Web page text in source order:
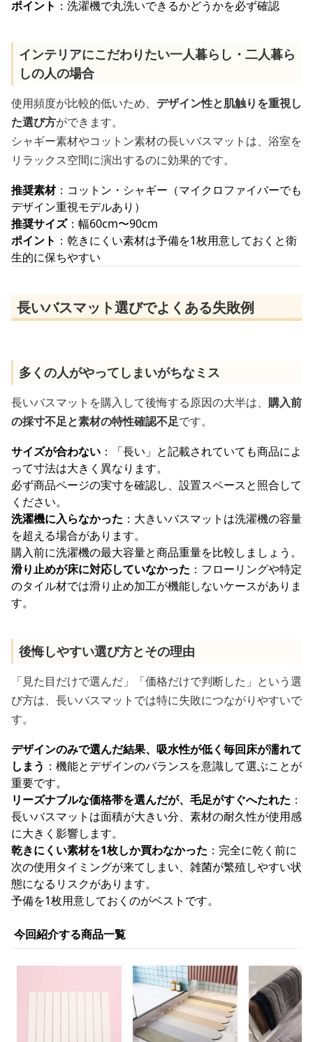
ポイント ：洗濯機で丸洗いできるかどうかを必ず確認
インテリアにこだわりたい一人暮らし・二人暮ら
しの人の場合
使用頻度が比較的低いため、 デザイン性と肌触りを重視し
た選び方ができます。
シャギー素材やコットン素材の長いバスマットは、浴室を
リラックス空間に演出するのに効果的です。
推奨素材：コットン・シャギー（マイクロファイバーでも
デザイン重視モデルあり）
推奨サイズ：幅60cm〜90cm
ポイント ：乾きにくい素材は予備を1枚用意しておくと衛
生的に保ちやすい
長いバスマット選びでよくある失敗例
多くの人がやってしまいがちなミス
長いバスマットを購入して後悔する原因の大半は、 購入前
の採寸不足と素材の特性確認不足です。
サイズが合わない ：「長い」と記載されていても商品によ
って寸法は大きく異なります。
必ず商品ページの実寸を確認し、設置スペースと照合して
ください。
洗濯機に入らなかった ：大きいバスマットは洗濯機の容量
を超える場合があります。
購入前に洗濯機の最大容量と商品重量を比較しましょう。
滑り止めが床に対応していなかった ：フローリングや特定
のタイル材では滑り止め加工が機能しないケースがありま
す。
後悔しやすい選び方とその理由
「見た目だけで選んだ」「価格だけで判断した」という選
び方は、長いバスマットでは特に失敗につながりやすいで
す。
デザインのみで選んだ結果、吸水性が低く毎回床が濡れて
しまう ：機能とデザインのバランスを意識して選ぶことが
重要です。
リーズナブルな価格帯を選んだが、毛足がすぐへたれた ：
長いバスマットは面積が大きい分、素材の耐久性が使用感
に大きく影響します。
乾きにくい素材を1枚しか買わなかった ：完全に乾く前に
次の使用タイミングが来てしまい、雑菌が繁殖しやすい状
態になるリスクがあります。
予備を1枚用意しておくのがベストです。
今回紹介する商品一覧